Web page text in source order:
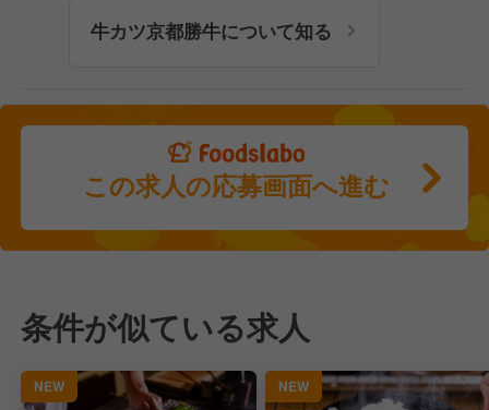
牛カツ京都勝牛について知る
この求人の応募画面へ進む
条件が似ている求人
NEW NEW